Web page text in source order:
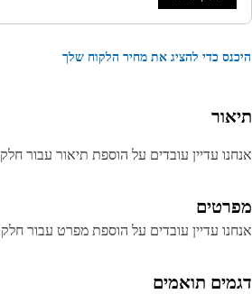
כדי להציג את מחיר הלקוח שלך
עדיין עובדים על הוספת תיאור עבור חלק זה.
עדיין עובדים על הוספת מפרט עבור חלק זה.
תואמים